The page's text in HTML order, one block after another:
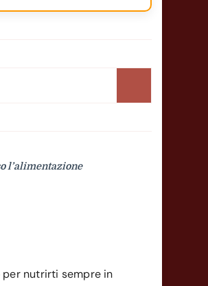
l’alimentazione
per nutrirti sempre in